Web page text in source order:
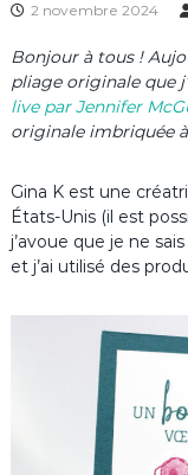
2 novembre 2024
Bonjour à tous !
pliage originale que
live par Jennifer
originale imbriquée
Gina K est une
États-Unis (il est
j’avoue que je ne
et j’ai utilisé des